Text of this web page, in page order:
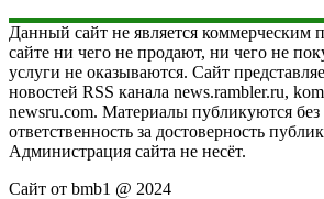
Данный сайт не является коммерческим
сайте ни чего не продают, ни чего не
услуги не оказываются. Сайт
новостей RSS канала news.rambler.ru,
newsru.com. Материалы публикуются без
ответственность за достоверность
Администрация сайта не несёт.
Сайт от bmb1 @ 2024